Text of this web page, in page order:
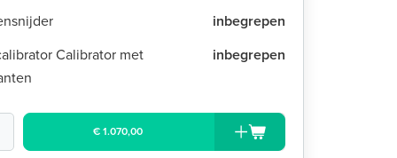
inbegrepen
Calibrator met
inbegrepen
€ 1.070,00